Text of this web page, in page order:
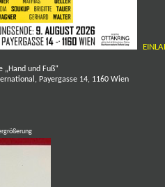
und Fuß“
Payergasse 14, 1160 Wien